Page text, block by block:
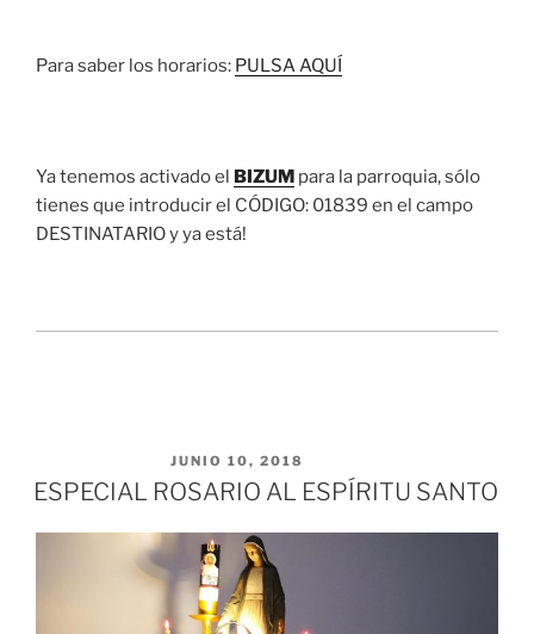
Para saber los horarios: PULSA AQUÍ
Ya tenemos activado el BIZUM para la parroquia, sólo
tienes que introducir el CÓDIGO: 01839 en el campo
DESTINATARIO y ya está!
JUNIO 10, 2018
ESPECIAL ROSARIO AL ESPÍRITU SANTO